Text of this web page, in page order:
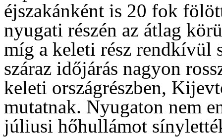
éjszakánként is 20 fok
nyugati részén az átlag
míg a keleti rész rendkívül
száraz időjárás nagyon
keleti országrészben,
mutatnak. Nyugaton nem
júliusi hőhullámot